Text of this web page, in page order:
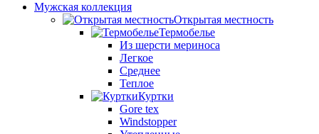
Мужская коллекция
Открытая местность
Термобелье
Из шерсти мериноса
Легкое
Среднее
Теплое
Куртки
Gore tex
Windstopper